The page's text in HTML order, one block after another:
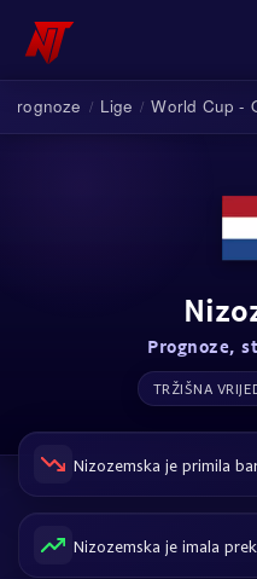
prognoze / Lige / World Cup -
Prognoze,
TRŽIŠNA
Nizozemska je primila
Nizozemska je imala